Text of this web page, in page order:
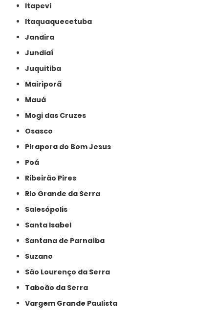
Itapevi
Itaquaquecetuba
Jandira
Jundiaí
Juquitiba
Mairiporã
Mauá
Mogi das Cruzes
Osasco
Pirapora do Bom Jesus
Poá
Ribeirão Pires
Rio Grande da Serra
Salesópolis
Santa Isabel
Santana de Parnaíba
Suzano
São Lourenço da Serra
Taboão da Serra
Vargem Grande Paulista